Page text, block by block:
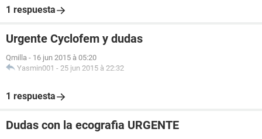
1 respuesta
Urgente Cyclofem y dudas
Qmilla - 16 jun 2015 à 05:20
Yasmin001 - 25 jun 2015 à 22:32
1 respuesta
Dudas con la ecografia URGENTE